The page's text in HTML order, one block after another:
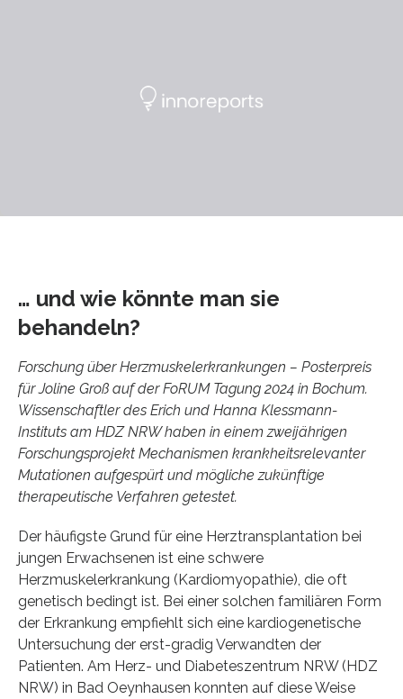
… und wie könnte man sie
behandeln?
Forschung über Herzmuskelerkrankungen – Posterpreis
für Joline Groß auf der FoRUM Tagung 2024 in Bochum.
Wissenschaftler des Erich und Hanna Klessmann-
Instituts am HDZ NRW haben in einem zweijährigen
Forschungsprojekt Mechanismen krankheitsrelevanter
Mutationen aufgespürt und mögliche zukünftige
therapeutische Verfahren getestet.
Der häufigste Grund für eine Herztransplantation bei
jungen Erwachsenen ist eine schwere
Herzmuskelerkrankung (Kardiomyopathie), die oft
genetisch bedingt ist. Bei einer solchen familiären Form
der Erkrankung empfiehlt sich eine kardiogenetische
Untersuchung der erst-gradig Verwandten der
Patienten. Am Herz- und Diabeteszentrum NRW (HDZ
NRW) in Bad Oeynhausen konnten auf diese Weise